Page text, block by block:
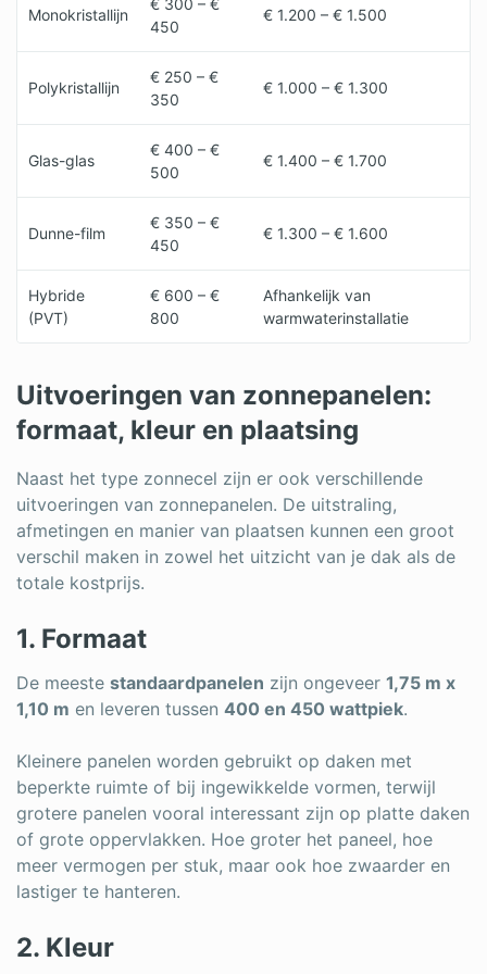
Monokristallijn
€ 300 – €
450
€ 1.200 – € 1.500
Polykristallijn
€ 250 – €
350
€ 1.000 – € 1.300
Glas-glas
€ 400 – €
500
€ 1.400 – € 1.700
Dunne-film
€ 350 – €
450
€ 1.300 – € 1.600
Hybride
(PVT)
€ 600 – €
800
Afhankelijk van
warmwaterinstallatie
Uitvoeringen van zonnepanelen:
formaat, kleur en plaatsing
Naast het type zonnecel zijn er ook verschillende
uitvoeringen van zonnepanelen. De uitstraling,
afmetingen en manier van plaatsen kunnen een groot
verschil maken in zowel het uitzicht van je dak als de
totale kostprijs.
1. Formaat
De meeste standaardpanelen zijn ongeveer 1,75 m x
1,10 m en leveren tussen 400 en 450 wattpiek.
Kleinere panelen worden gebruikt op daken met
beperkte ruimte of bij ingewikkelde vormen, terwijl
grotere panelen vooral interessant zijn op platte daken
of grote oppervlakken. Hoe groter het paneel, hoe
meer vermogen per stuk, maar ook hoe zwaarder en
lastiger te hanteren.
2. Kleur